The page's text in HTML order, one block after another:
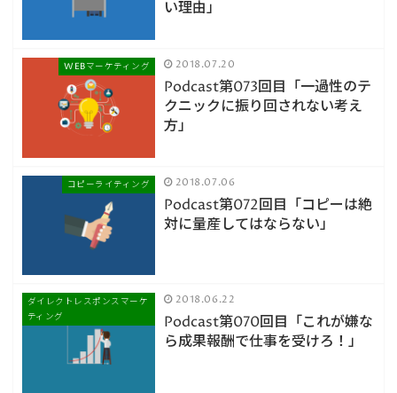
い理由」
WEBマーケティング 2018.07.20
Podcast第073回目「一過性のテ
クニックに振り回されない考え
方」
コピーライティング 2018.07.06
Podcast第072回目「コピーは絶
対に量産してはならない」
ダイレクトレスポンスマーケ
ティング
2018.06.22
Podcast第070回目「これが嫌な
ら成果報酬で仕事を受けろ！」